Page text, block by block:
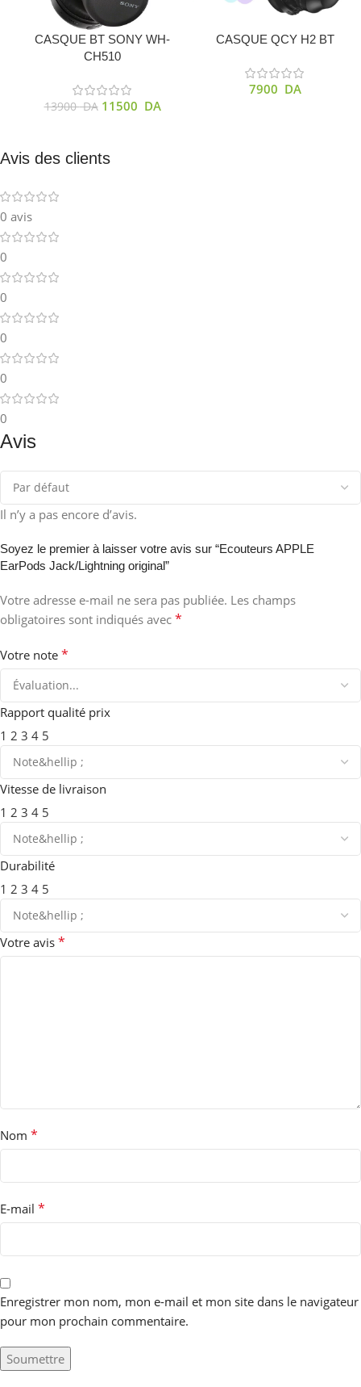
CASQUE BT SONY WH-
CH510
13900DA 11500 DA
CASQUE QCY H2 BT
7900 DA
Avis des clients
0 avis
0
0
0
0
0
Avis
Il n’y a pas encore d’avis.
Soyez le premier à laisser votre avis sur “Ecouteurs APPLE
EarPods Jack/Lightning original”
Votre adresse e-mail ne sera pas publiée. Les champs
obligatoires sont indiqués avec *
Votre note *
Rapport qualité prix
1 2 3 4 5
Vitesse de livraison
1 2 3 4 5
Durabilité
1 2 3 4 5
Votre avis *
Nom *
E-mail *
Enregistrer mon nom, mon e-mail et mon site dans le navigateur
pour mon prochain commentaire.